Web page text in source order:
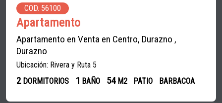
COD. 56100
Apartamento
Apartamento en Venta en Centro, Durazno ,
Durazno
Ubicación: Rivera y Ruta 5
2DORMITORIOS 1 BAÑO 54 M2 PATIO BARBACOA